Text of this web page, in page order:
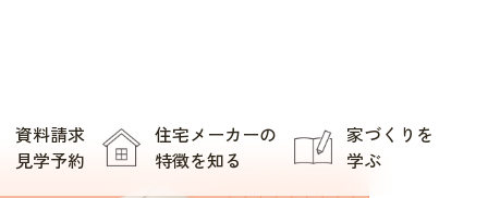
資料請求
見学予約
住宅メーカーの
特徴を知る
家づくりを
学ぶ